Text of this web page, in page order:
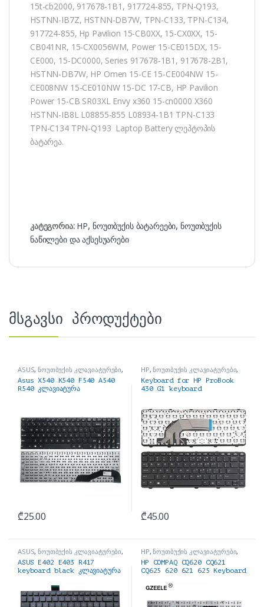
15t-cb2000, 917678-1B1, 917724-855, TPN-Q193,
HSTNN-IB7Z, HSTNN-DB7W, TPN-C133, TPN-C134,
917724-855, Hp Pavilion 15-CB0XX, 15-CX0XX, 15-
CB041NR, 15-CX0056WM, Power 15-CE015DX, 15-
CE000, 15-DC0000, Series 917678-1B1, 917678-2B1,
HSTNN-DB7W, HP Omen 15-CE 15-CE004NW 15-
CE008NW 15-CE010NW 15-DC 17-CB, HP Pavilion
Power 15-CB SR03XL Envy x360 15-cn0000 X360
HSTNN-IB8L L08855-855 L08934-1B1 TPN-C133
TPN-C134 TPN-Q193 Laptop Battery ლეპტოპის
ბატარეა.
კატეგორია: HP, ნოუთბუქის ბატარეები, ნოუთბუქის
ნაწილები და აქსესუარები
მსგავსი პროდუქტები
ASUS,ნოუთბუქის კლავიატურები,
ნოუთბუქის ნაწილები და
აქსესუარები
Asus X540 K540 F540 A540
R540 კლავიატურა
₾25.00
HP,ნოუთბუქის კლავიატურები,
ნოუთბუქის ნაწილები და
აქსესუარები
Keyboard for HP ProBook
430 G1 keyboard
₾45.00
ASUS,ნოუთბუქის კლავიატურები,
ნოუთბუქის ნაწილები და
აქსესუარები
ASUS E402 E403 R417
keyboard black კლავიატურა
HP,ნოუთბუქის კლავიატურები,
ნოუთბუქის ნაწილები და
აქსესუარები
HP COMPAQ CQ620 CQ621
CQ625 620 621 625 Keyboard